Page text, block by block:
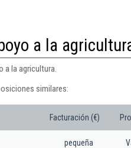
a la
a la agricultura.
similares:
Facturación (€)
pequeña